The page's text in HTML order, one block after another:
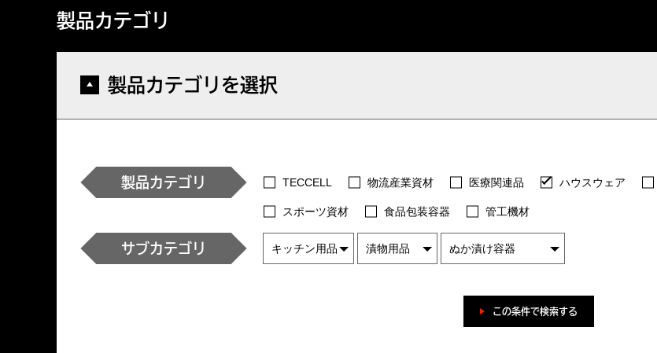
製品カテゴリ
製品カテゴリを選択
製品カテゴリ TECCELL 物流産業資材 医療関連品 ハウスウェア
スポーツ資材 食品包装容器 管工機材
サブカテゴリ
この条件で検索する